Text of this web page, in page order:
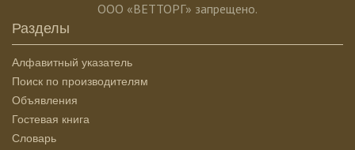
ООО «ВЕТТОРГ» запрещено.
Разделы
Алфавитный указатель
Поиск по производителям
Объявления
Гостевая книга
Словарь